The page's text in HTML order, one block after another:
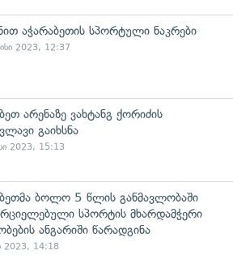
აჭარაბეთის სპორტული ნაკრები
2023, 12:37
არენაზე ვახტანგ ქორიძის
გაიხსნა
2023, 15:13
ბოლო 5 წლის განმავლობაში
სპორტის მხარდამჭერი
ანგარიში წარადგინა
2023, 14:18